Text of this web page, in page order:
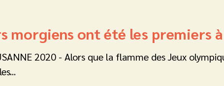
morgiens ont été les premiers
2020 - Alors que la flamme des Jeux